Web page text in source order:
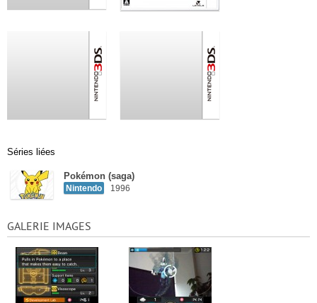
Séries liées
Pokémon (saga)
Nintendo 1996
GALERIE IMAGES